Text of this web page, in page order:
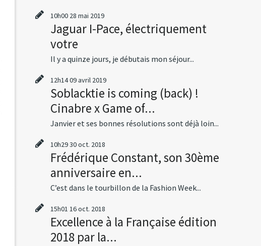
10h00 28 mai 2019
Jaguar I-Pace, électriquement
votre
Il y a quinze jours, je débutais mon séjour...
12h1409avril 2019
Soblacktie is coming (back) !
Cinabre x Game of...
Janvier et ses bonnes résolutions sont déjà loin...
10h2930oct. 2018
Frédérique Constant, son 30ème
anniversaire en...
C’est dans le tourbillon de la Fashion Week...
15h01 16oct. 2018
Excellence à la Française édition
2018 par la...